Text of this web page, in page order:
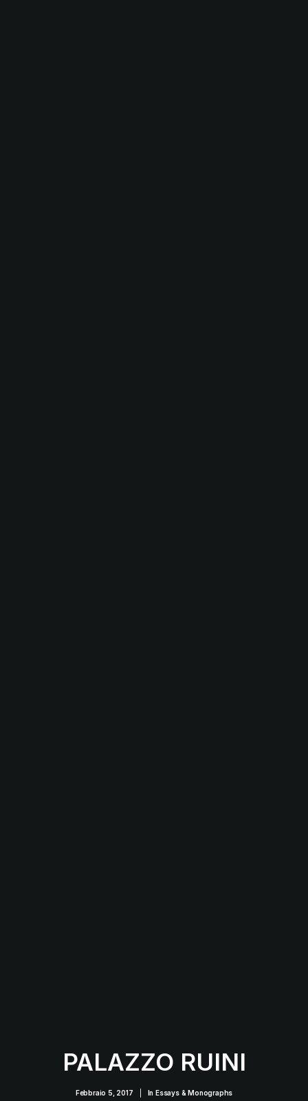
PALAZZO RUINI
Febbraio 5, 2017 In Essays & Monographs